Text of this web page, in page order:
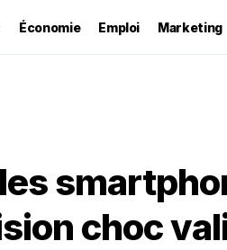
Économie Emploi Marketing
choc